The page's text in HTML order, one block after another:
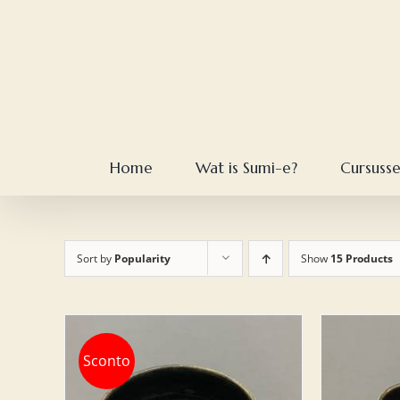
Home Wat is Sumi-e?
Sort by Popularity Show 15 Products
Sconto